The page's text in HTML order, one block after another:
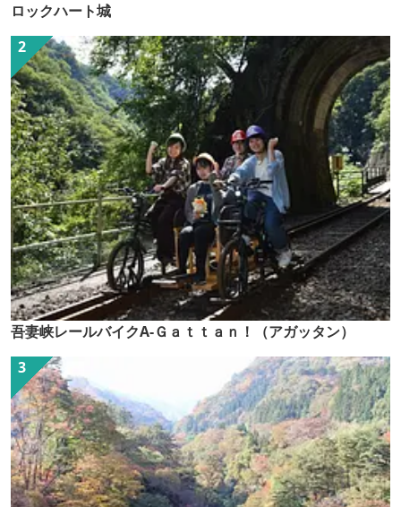
ロックハート城
吾妻峡レールバイクA-Ｇａｔｔａｎ！（アガッタン）